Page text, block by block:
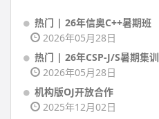
热门 | 26年信奥C++暑期班
2026年05月28日
热门 | 26年CSP-J/S暑期集训
2026年05月28日
机构版OJ开放合作
2025年12月02日